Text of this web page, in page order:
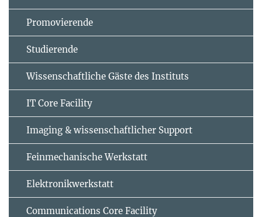
Promovierende
Studierende
Wissenschaftliche Gäste des Instituts
IT Core Facility
Imaging & wissenschaftlicher Support
Feinmechanische Werkstatt
Elektronikwerkstatt
Communications Core Facility